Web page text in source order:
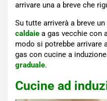
arrivare una a breve che
Su tutte arriverà a breve
caldaie a gas vecchie con
modo si potrebbe arrivare
gas con cucine a
graduale.
Cucine ad